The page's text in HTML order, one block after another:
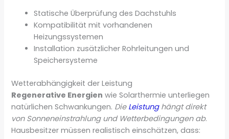
Statische Überprüfung des Dachstuhls
Kompatibilität mit vorhandenen
Heizungssystemen
Installation zusätzlicher Rohrleitungen und
Speichersysteme
Wetterabhängigkeit der Leistung
Regenerative Energien wie Solarthermie unterliegen
natürlichen Schwankungen. Die Leistunghängt direkt
von Sonneneinstrahlung und Wetterbedingungen ab.
Hausbesitzer müssen realistisch einschätzen, dass: